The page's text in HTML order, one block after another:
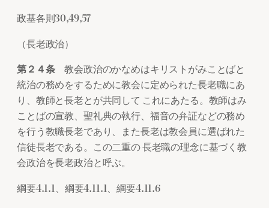
政基各則30,49,57
（長老政治）
第２４条教会政治のかなめはキリストがみことばと
統治の務めをするために教会に定められた長老職にあ
り、教師と長老とが共同して これにあたる。教師はみ
ことばの宣教、聖礼典の執行、福音の弁証などの務め
を行う教職長老であり、また長老は教会員に選ばれた
信徒長老である。この二重の 長老職の理念に基づく教
会政治を長老政治と呼ぶ。
綱要4.1.1、綱要4.11.1、綱要4.11.6